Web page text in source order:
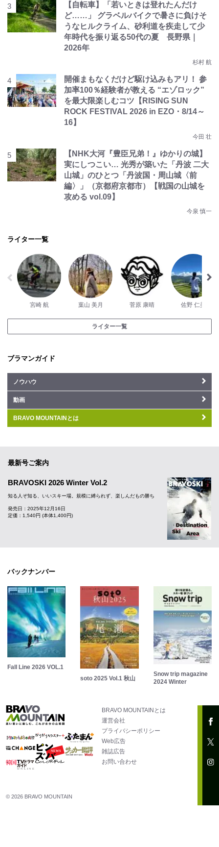
【自転車】「若いときは登れたんだけ
ど……」 グラベルバイクで暑さに負けそ
うなヒルクライム、砂利道を疾走して少
年時代を振り返る50代の夏 長野県｜
2026年
杉村 航
開催まもなくだけど駆け込みもアリ！ 参
加率100％経験者が教える “エゾロック”
を最大限楽しむコツ【RISING SUN
ROCK FESTIVAL 2026 in EZO・8/14～
16】
今田 壮
【NHK大河『豊臣兄弟！』ゆかりの城】
実にしつこい… 光秀が築いた「丹波 二大
山城」のひとつ「丹波国・周山城〈前
編〉」（京都府京都市）【戦国の山城を
攻める vol.09】
今泉 慎一
ライター一覧
宮崎 航 葉山 美月 菅原 康晴 佐野 仁美
ライター一覧
ブラマンガイド
ノウハウ
動画
BRAVO MOUNTAINとは
最新号ご案内
BRAVOSKI 2026 Winter Vol.2
知る人ぞ知る、いいスキー場。規模に縛られず、楽しんだもの勝ち
発売日：2025年12月16日
定価：1,540円 (本体1,400円)
バックナンバー
Fall Line 2026 VOL.1
soto 2025 Vol.1 秋山
Snow trip magazine
2024 Winter
BRAVO MOUNTAINとは
運営会社
プライバシーポリシー
Web広告
雑誌広告
お問い合わせ
© 2026 BRAVO MOUNTAIN